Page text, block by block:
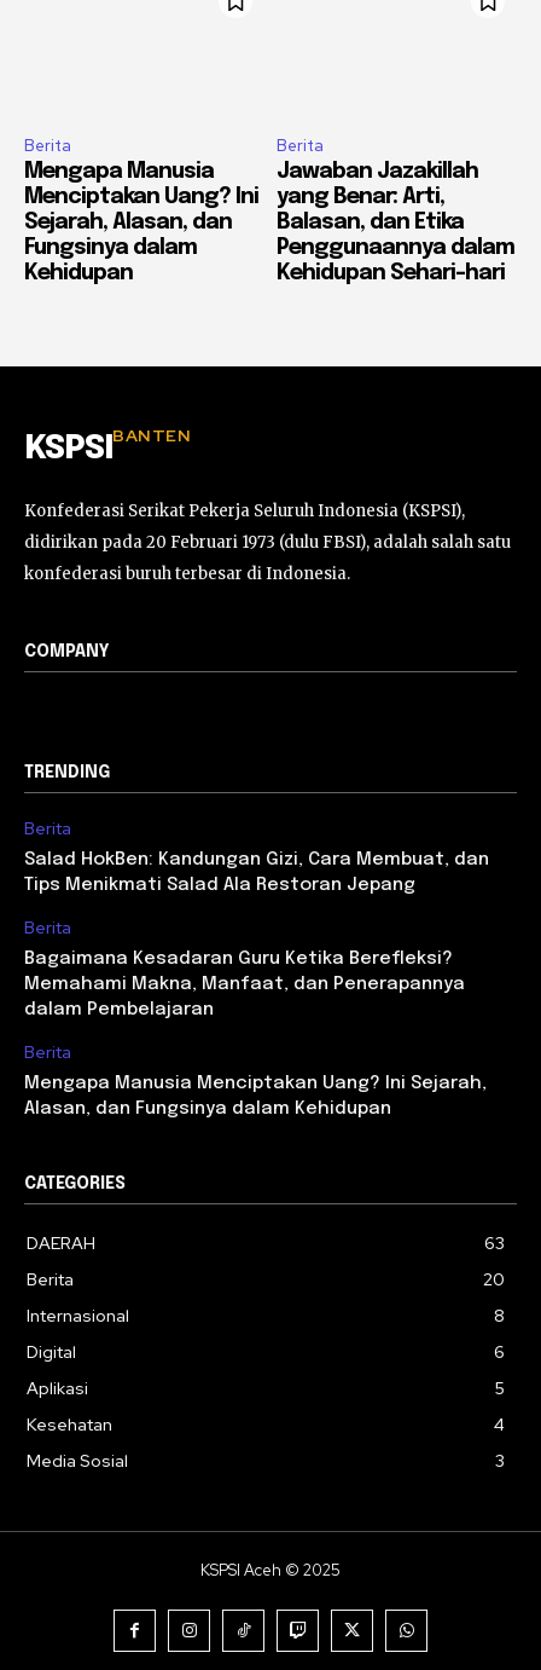
Berita
Mengapa Manusia
Menciptakan Uang? Ini
Sejarah, Alasan, dan
Fungsinya dalam
Kehidupan
Berita
Jawaban Jazakillah
yang Benar: Arti,
Balasan, dan Etika
Penggunaannya dalam
Kehidupan Sehari-hari
KSPSI BANTEN
Konfederasi Serikat Pekerja Seluruh Indonesia (KSPSI),
didirikan pada 20 Februari 1973 (dulu FBSI), adalah salah satu
konfederasi buruh terbesar di Indonesia.
COMPANY
TRENDING
Berita
Salad HokBen: Kandungan Gizi, Cara Membuat, dan
Tips Menikmati Salad Ala Restoran Jepang
Berita
Bagaimana Kesadaran Guru Ketika Berefleksi?
Memahami Makna, Manfaat, dan Penerapannya
dalam Pembelajaran
Berita
Mengapa Manusia Menciptakan Uang? Ini Sejarah,
Alasan, dan Fungsinya dalam Kehidupan
CATEGORIES
DAERAH
63
Berita
20
Internasional
8
Digital
6
Aplikasi
5
Kesehatan
4
Media Sosial
3
KSPSI Aceh © 2025